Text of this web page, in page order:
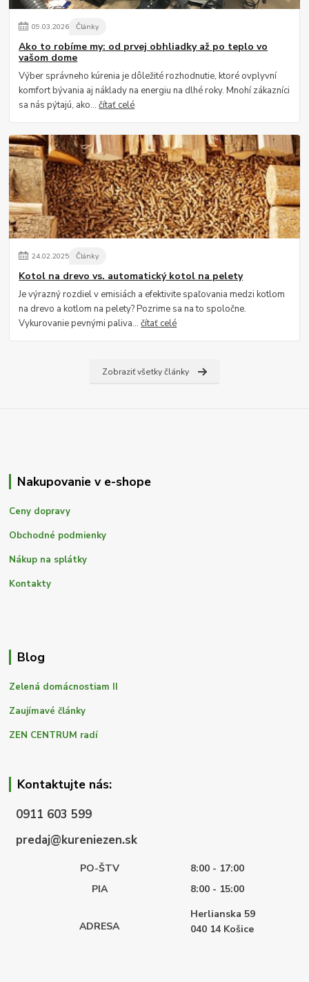
09.03.2026 Články
Ako to robíme my: od prvej obhliadky až po teplo vo
vašom dome
Výber správneho kúrenia je dôležité rozhodnutie, ktoré ovplyvní
komfort bývania aj náklady na energiu na dlhé roky. Mnohí zákazníci
sa nás pýtajú, ako...čítať celé
24.02.2025 Články
Kotol na drevo vs. automatický kotol na pelety
Je výrazný rozdiel v emisiách a efektivite spaľovania medzi kotlom
na drevo a kotlom na pelety? Pozrime sa na to spoločne.
Vykurovanie pevnými paliva...čítať celé
Zobraziť všetky články
Nakupovanie v e-shope
Ceny dopravy
Obchodné podmienky
Nákup na splátky
Kontakty
Blog
Zelená domácnostiam II
Zaujímavé články
ZEN CENTRUM radí
Kontaktujte nás:
0911 603 599
predaj@kureniezen.sk
PO-ŠTV
8:00 - 17:00
PIA
8:00 - 15:00
ADRESA
Herlianska 59
040 14 Košice